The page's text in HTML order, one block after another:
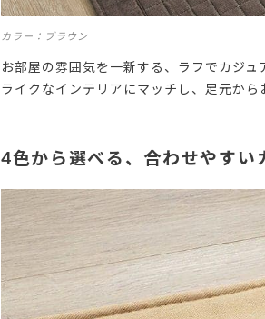
カラー：ブラウン
お部屋の雰囲気を一新する、ラフでカジ
ライクなインテリアにマッチし、足元から
4色から選べる、合わせやすい